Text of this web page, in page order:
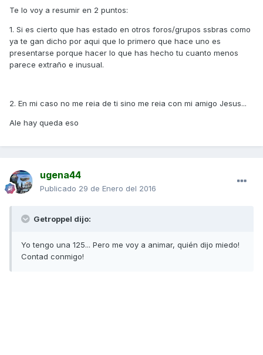
Te lo voy a resumir en 2 puntos:
1. Si es cierto que has estado en otros foros/grupos ssbras como
ya te gan dicho por aqui que lo primero que hace uno es
presentarse porque hacer lo que has hecho tu cuanto menos
parece extraño e inusual.
2. En mi caso no me reia de ti sino me reia con mi amigo Jesus...
Ale hay queda eso
ugena44
Publicado 29 de Enero del 2016
Getroppel dijo:
Yo tengo una 125... Pero me voy a animar, quién dijo miedo!
Contad conmigo!